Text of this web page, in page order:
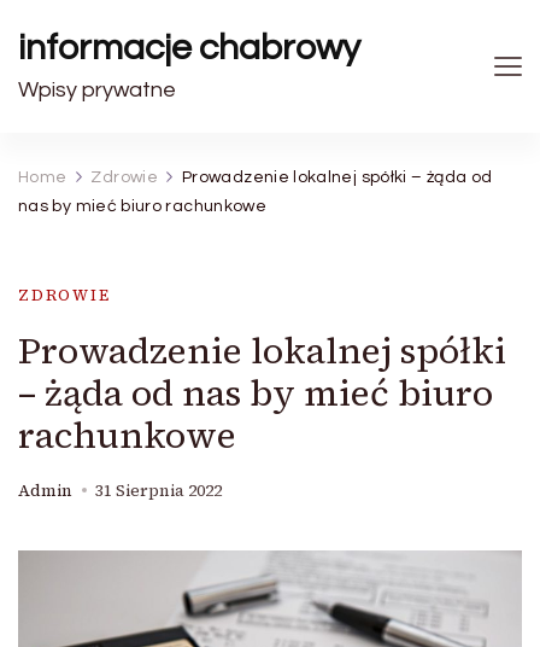
informacje chabrowy
Wpisy prywatne
Home Zdrowie
Prowadzenie lokalnej spółki – żąda od
nas by mieć biuro rachunkowe
ZDROWIE
Prowadzenie lokalnej spółki
– żąda od nas by mieć biuro
rachunkowe
Admin 31 Sierpnia 2022